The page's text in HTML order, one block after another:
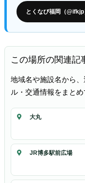
とくなび福岡（
この場所の関連記
地域名や施設名から
ル・交通情報をまとめ
大丸
JR博多駅前広場